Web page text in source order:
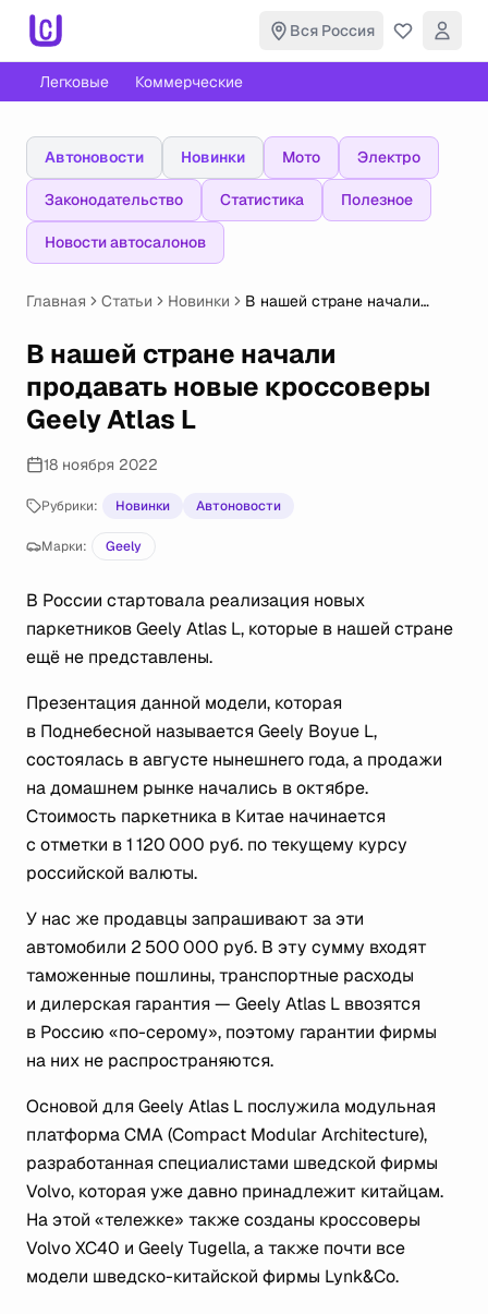
Вся Россия
Легковые Коммерческие
Автоновости Новинки Мото Электро
Законодательство Статистика Полезное
Новости автосалонов
Главная Статьи Новинки
В нашей стране начали
кроссоверы Geely Atlas L
В нашей стране начали
продавать новые кроссоверы
Geely Atlas L
18 ноября 2022
Рубрики: Новинки Автоновости
Марки: Geely
В России стартовала реализация новых
паркетников Geely Atlas L, которые в нашей стране
ещё не представлены.
Презентация данной модели, которая
в Поднебесной называется Geely Boyue L,
состоялась в августе нынешнего года, а продажи
на домашнем рынке начались в октябре.
Стоимость паркетника в Китае начинается
с отметки в 1 120 000 руб. по текущему курсу
российской валюты.
У нас же продавцы запрашивают за эти
автомобили 2 500 000 руб. В эту сумму входят
таможенные пошлины, транспортные расходы
и дилерская гарантия — Geely Atlas L ввозятся
в Россию «по-серому», поэтому гарантии фирмы
на них не распространяются.
Основой для Geely Atlas L послужила модульная
платформа CMA (Compact Modular Architecture),
разработанная специалистами шведской фирмы
Volvo, которая уже давно принадлежит китайцам.
На этой «тележке» также созданы кроссоверы
Volvo XC40 и Geely Tugella, а также почти все
модели шведско-китайской фирмы Lynk&Co.